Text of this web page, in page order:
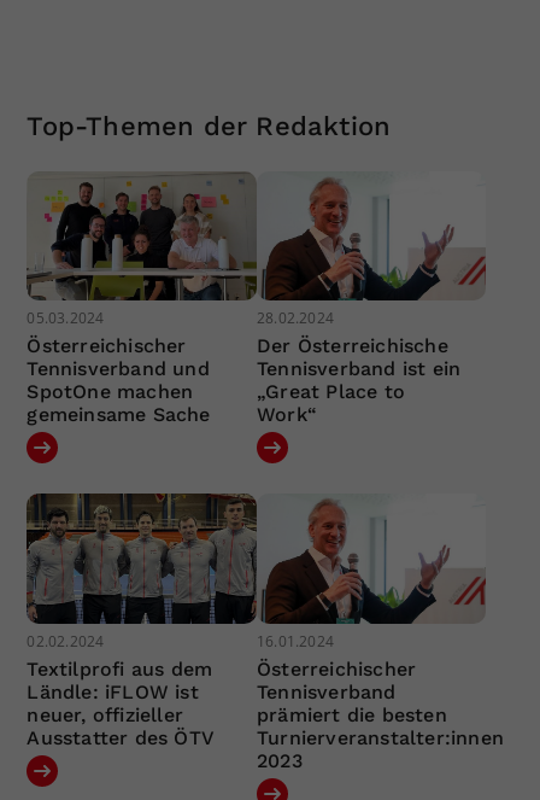
Top-Themen der Redaktion
05.03.2024
Österreichischer
Tennisverband und
SpotOne machen
gemeinsame Sache
28.02.2024
Der Österreichische
Tennisverband ist ein
„Great Place to
Work“
02.02.2024
Textilprofi aus dem
Ländle: iFLOW ist
neuer, offizieller
Ausstatter des ÖTV
16.01.2024
Österreichischer
Tennisverband
prämiert die besten
Turnierveranstalter:innen
2023